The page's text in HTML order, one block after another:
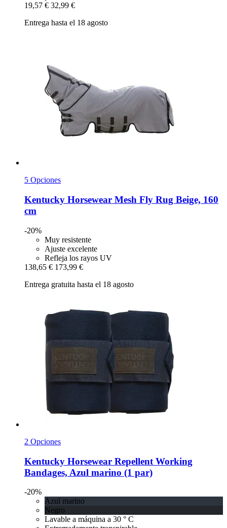
19,57 € 32,99 €
Entrega hasta el 18 agosto
5 Opciones
Kentucky Horsewear Mesh Fly Rug Beige, 160
cm
-20%
Muy resistente
Ajuste excelente
Refleja los rayos UV
138,65 € 173,99 €
Entrega gratuita hasta el 18 agosto
2 Opciones
Kentucky Horsewear Repellent Working
Bandages, Azul marino (1 par)
-20%
Azul marino
Negro
Lavable a máquina a 30 ° C